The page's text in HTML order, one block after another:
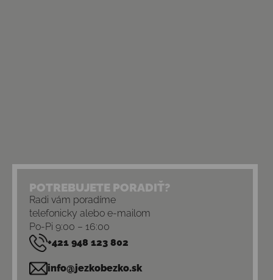
POTREBUJETE PORADIŤ?
Radi vám poradíme
telefonicky alebo e-mailom
Po-Pi 9:00 – 16:00
+421 948 123 802
info@jezkobezko.sk